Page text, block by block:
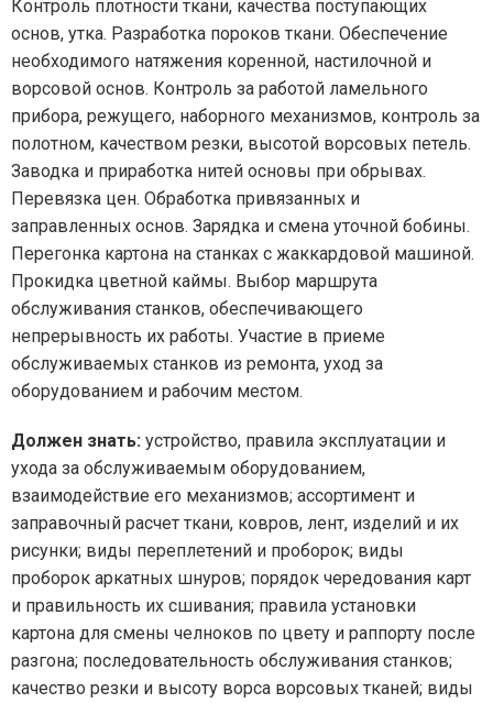
Контроль плотности ткани, качества поступающих
основ, утка. Разработка пороков ткани. Обеспечение
необходимого натяжения коренной, настилочной и
ворсовой основ. Контроль за работой ламельного
прибора, режущего, наборного механизмов, контроль за
полотном, качеством резки, высотой ворсовых петель.
Заводка и приработка нитей основы при обрывах.
Перевязка цен. Обработка привязанных и
заправленных основ. Зарядка и смена уточной бобины.
Перегонка картона на станках с жаккардовой машиной.
Прокидка цветной каймы. Выбор маршрута
обслуживания станков, обеспечивающего
непрерывность их работы. Участие в приеме
обслуживаемых станков из ремонта, уход за
оборудованием и рабочим местом.
Должен знать: устройство, правила эксплуатации и
ухода за обслуживаемым оборудованием,
взаимодействие его механизмов; ассортимент и
заправочный расчет ткани, ковров, лент, изделий и их
рисунки; виды переплетений и проборок; виды
проборок аркатных шнуров; порядок чередования карт
и правильность их сшивания; правила установки
картона для смены челноков по цвету и раппорту после
разгона; последовательность обслуживания станков;
качество резки и высоту ворса ворсовых тканей; виды